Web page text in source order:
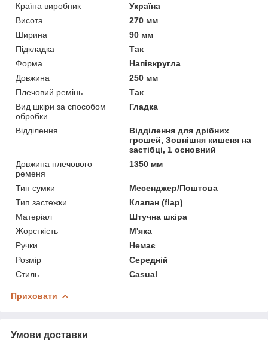
Країна виробник
Україна
Висота
270 мм
Ширина
90 мм
Підкладка
Так
Форма
Напівкругла
Довжина
250 мм
Плечовий ремінь
Так
Вид шкіри за способом
обробки
Гладка
Відділення
Відділення для дрібних
грошей, Зовнішня кишеня на
застібці, 1 основний
Довжина плечового
ременя
1350 мм
Тип сумки
Месенджер/Поштова
Тип застежки
Клапан (flap)
Матеріал
Штучна шкіра
Жорсткість
М'яка
Ручки
Немає
Розмір
Середній
Стиль
Casual
Приховати
Умови доставки